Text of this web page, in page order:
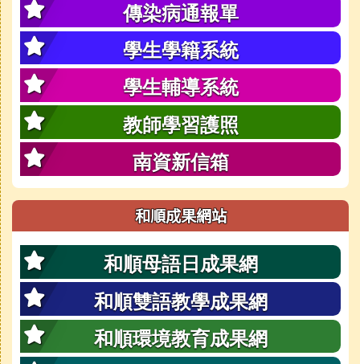
傳染病通報單
學生學籍系統
學生輔導系統
教師學習護照
南資新信箱
和順成果網站
和順母語日成果網
和順雙語教學成果網
和順環境教育成果網